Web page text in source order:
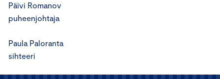
Päivi Romanov
puheenjohtaja
Paula Paloranta
sihteeri